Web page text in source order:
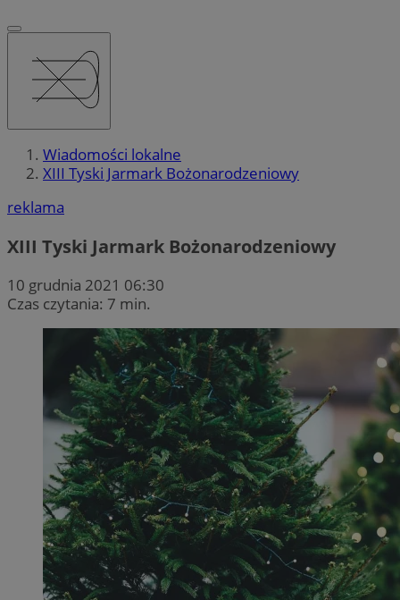
Wiadomości lokalne
XIII Tyski Jarmark Bożonarodzeniowy
reklama
XIII Tyski Jarmark Bożonarodzeniowy
10 grudnia 2021 06:30
Czas czytania: 7 min.